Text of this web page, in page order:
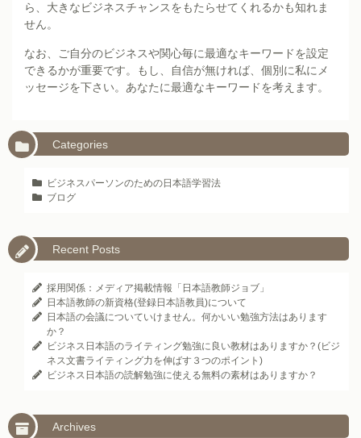
ら、大きなビジネスチャンスをもたらせてくれるかも知れま
せん。
なお、ご自分のビジネスや関心毎に最適なキーワードを設定
できるかが重要です。もし、自信が無ければ、個別に私にメ
ッセージを下さい。あなたに最適なキーワードを考えます。
Categories
ビジネスパーソンのための日本語学習法
ブログ
Recent Posts
採用関係：メディア掲載情報「日本語教師ジョブ」
日本語教師の新資格(登録日本語教員)について
日本語の会議についていけません。何かいい勉強方法はあります
か？
ビジネス日本語のライティング勉強に良い教材はありますか？(ビジ
ネス文書ライティング力を伸ばす３つのポイント)
ビジネス日本語の読解勉強に使える無料の素材はありますか？
Archives